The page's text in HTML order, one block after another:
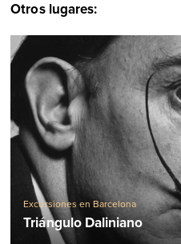
Otros lugares:
Excursiones en Barcelona
Triángulo Daliniano